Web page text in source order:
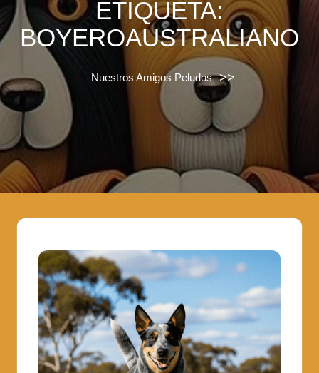
ETIQUETA:
BOYEROAUSTRALIANO
Nuestros Amigos Peludos >>